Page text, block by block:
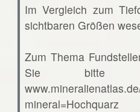
Im Vergleich zum
sichtbaren Größen
Zum Thema
Sie bitte
mineral=Hochquarz